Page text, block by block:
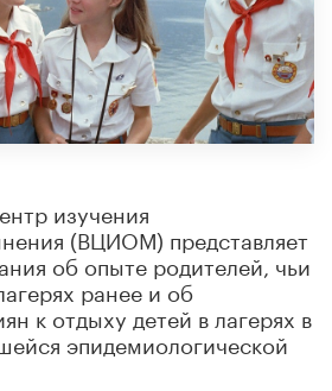
изучения
(ВЦИОМ) представляет
об опыте родителей, чьи
ранее и об
к отдыху детей в лагерях в
эпидемиологической